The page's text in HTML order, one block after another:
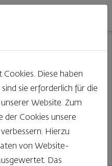
Diese haben
sie erforderlich für die
Website. Zum
der Cookies unsere
Hierzu
von Website-
Das